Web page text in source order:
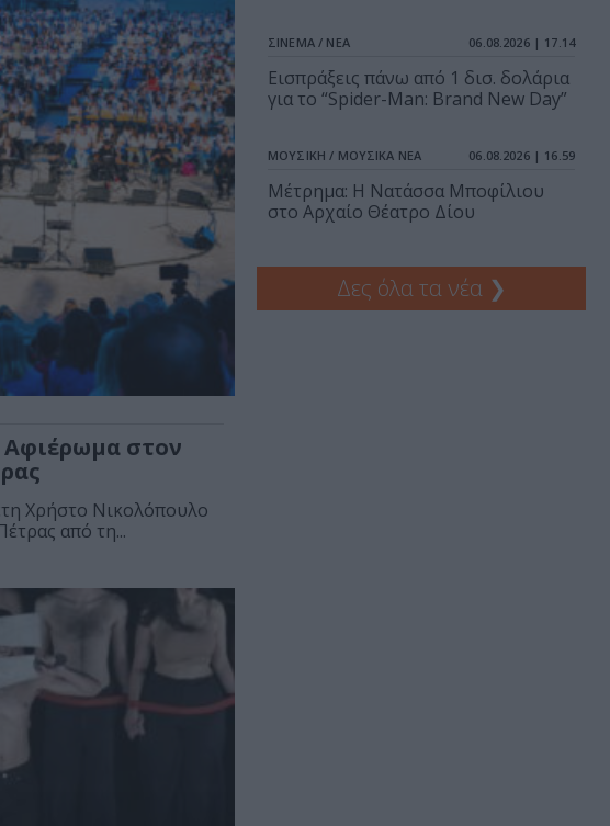
στον
Χρήστο Νικολόπουλο
από τη...
ΣΙΝΕΜΑ / ΝΕΑ 06.08.2026 | 17.14
Εισπράξεις πάνω από 1 δισ. δολάρια
για το “Spider-Man: Brand New Day”
ΜΟΥΣΙΚΗ / ΜΟΥΣΙΚΑ ΝΕΑ 06.08.2026 | 16.59
Μέτρημα: Η Νατάσσα Μποφίλιου
στο Αρχαίο Θέατρο Δίου
Δες όλα τα νέα ❯